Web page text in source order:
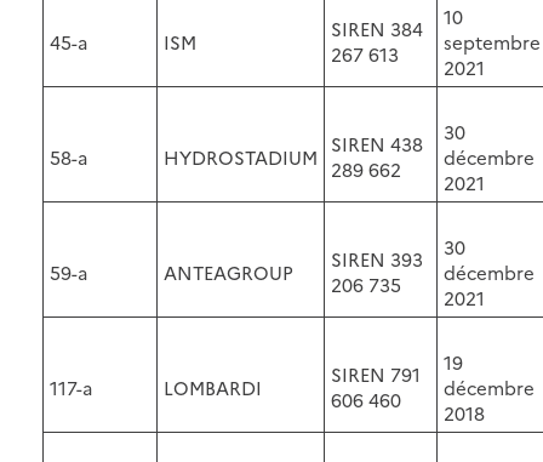
45-a ISM
SIREN 384
267 613
10
septembre
2021
58-a HYDROSTADIUM
SIREN 438
289 662
30
décembre
2021
59-a ANTEAGROUP
SIREN 393
206 735
30
décembre
2021
117-a LOMBARDI
SIREN 791
606 460
19
décembre
2018